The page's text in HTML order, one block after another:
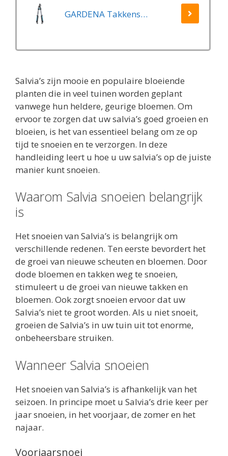
GARDENA Takkenschaar EasyCut 500 B EasyCut
Salvia’s zijn mooie en populaire bloeiende
planten die in veel tuinen worden geplant
vanwege hun heldere, geurige bloemen. Om
ervoor te zorgen dat uw salvia’s goed groeien en
bloeien, is het van essentieel belang om ze op
tijd te snoeien en te verzorgen. In deze
handleiding leert u hoe u uw salvia’s op de juiste
manier kunt snoeien.
Waarom Salvia snoeien belangrijk
is
Het snoeien van Salvia’s is belangrijk om
verschillende redenen. Ten eerste bevordert het
de groei van nieuwe scheuten en bloemen. Door
dode bloemen en takken weg te snoeien,
stimuleert u de groei van nieuwe takken en
bloemen. Ook zorgt snoeien ervoor dat uw
Salvia’s niet te groot worden. Als u niet snoeit,
groeien de Salvia’s in uw tuin uit tot enorme,
onbeheersbare struiken.
Wanneer Salvia snoeien
Het snoeien van Salvia’s is afhankelijk van het
seizoen. In principe moet u Salvia’s drie keer per
jaar snoeien, in het voorjaar, de zomer en het
najaar.
Voorjaarsnoei